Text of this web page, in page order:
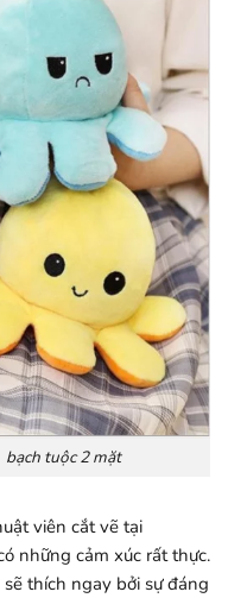
2 mặt
viên cắt vẽ tại
những cảm xúc rất thực.
thích ngay bởi sự đáng